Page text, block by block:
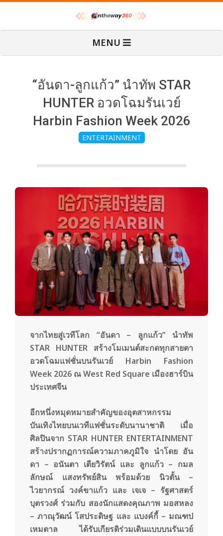
content
O
n
W
y
6
MENU
“อันดา-ลูกแก้ว” นำทัพ STAR
HUNTER อวดโฉมรันเวย์
Harbin Fashion Week 2026
ENTERTAINMENT
จากไทยสู่เวทีโลก “อันดา – ลูกแก้ว” นำทัพ
STAR HUNTER สร้างโมเมนต์สะกดทุกสายตา
อวดโฉมแฟชั่นบนรันเวย์ Harbin Fashion
Week 2026 ณ West Red Square เมืองฮาร์บิน
ประเทศจีน
อีกหนึ่งหมุดหมายสำคัญของอุตสาหกรรม
บันเทิงไทยบนเวทีแฟชั่นระดับนานาชาติ เมื่อ
ศิลปินจาก STAR HUNTER ENTERTAINMENT
สร้างปรากฏการณ์ความภาคภูมิใจ นำโดย อัน
ดา – อนันตา เตียวิรัตน์ และ ลูกแก้ว – กมล
ลักษณ์ แสงทรัพย์สิน พร้อมด้วย นิวตั้น –
ไวยากรณ์ วงค์ขาแก้ว และ เจเจ – รัฐศาสตร์
บุตรวงศ์ ร่วมกับ สองนักแสดงคุณภาพ มอสหลง
– ภาณุวัฒน์ โสประดิษฐ และ แบงค์กี้ – มณฑป
เหมตาล ได้รับเกียรติร่วมเดินแบบบนรันเวย์